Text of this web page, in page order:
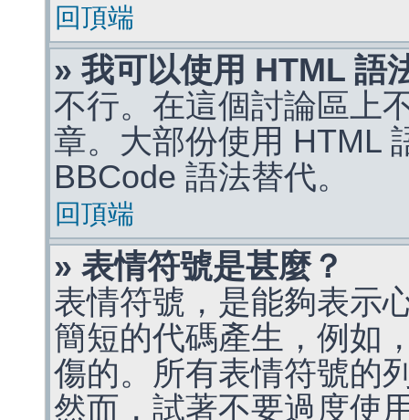
回頂端
» 我可以使用 HTML 語
不行。在這個討論區上
章。大部份使用 HTML
BBCode 語法替代。
回頂端
» 表情符號是甚麼？
表情符號，是能夠表示
簡短的代碼產生，例如
傷的。所有表情符號的
然而，試著不要過度使